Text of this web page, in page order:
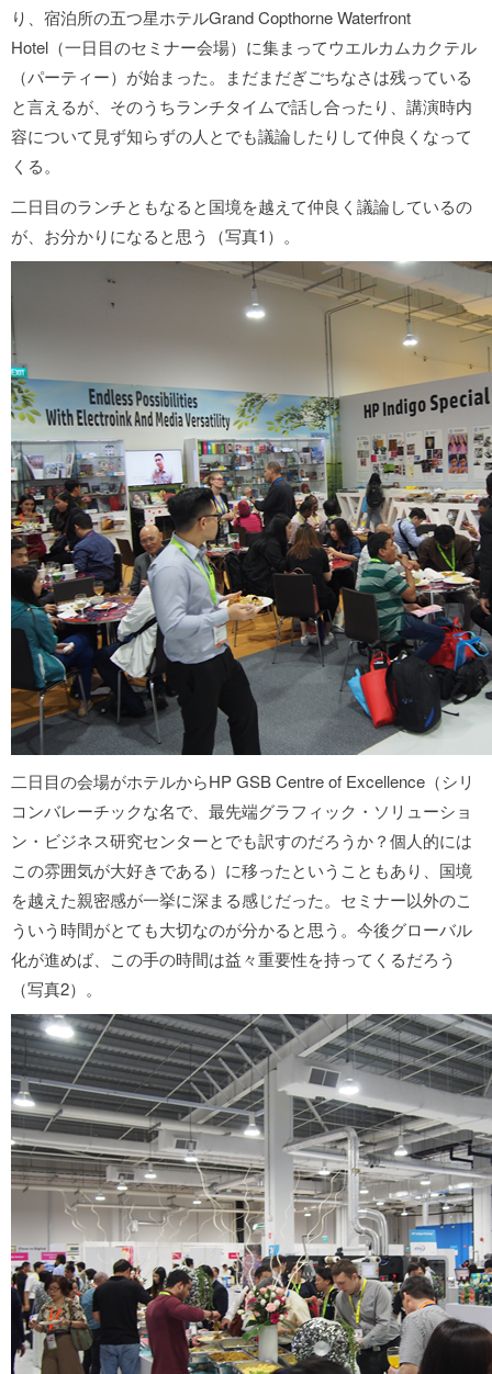
り、宿泊所の五つ星ホテルGrand Copthorne Waterfront
Hotel（一日目のセミナー会場）に集まってウエルカムカクテル
（パーティー）が始まった。まだまだぎごちなさは残っている
と言えるが、そのうちランチタイムで話し合ったり、講演時内
容について見ず知らずの人とでも議論したりして仲良くなって
くる。
二日目のランチともなると国境を越えて仲良く議論しているの
が、お分かりになると思う（写真1）。
二日目の会場がホテルからHP GSB Centre of Excellence（シリ
コンバレーチックな名で、最先端グラフィック・ソリューショ
ン・ビジネス研究センターとでも訳すのだろうか？個人的には
この雰囲気が大好きである）に移ったということもあり、国境
を越えた親密感が一挙に深まる感じだった。セミナー以外のこ
ういう時間がとても大切なのが分かると思う。今後グローバル
化が進めば、この手の時間は益々重要性を持ってくるだろう
（写真2）。